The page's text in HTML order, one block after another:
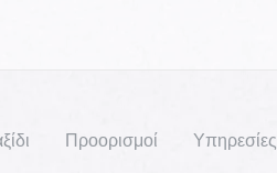
Προορισμοί Υπηρεσίες